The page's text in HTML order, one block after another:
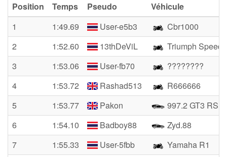
Position Temps Pseudo
Véhicule
1
1:49.69 User-e5b3
Cbr1000
2
1:52.60 13thDeViL
Triumph Speed
3
1:53.06 User-fb70
????????
4
1:53.72 Rashad513
R666666
5
1:53.77 Pakon
997.2 GT3 RS
6
1:54.10 Badboy88
Zyd.88
7
1:55.33 User-5fbb
Yamaha R1